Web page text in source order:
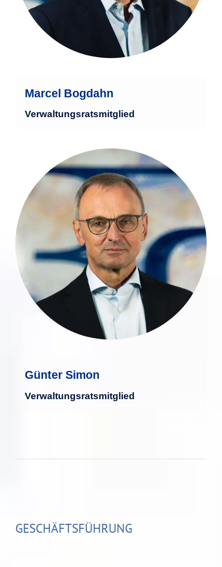
Marcel Bogdahn
Verwaltungsratsmitglied
Unternehmensführung, dem Aufbau
effizienter Strukturen und der
Entwicklung innovativer Finanzprodukte
Günter Simon
Verwaltungsratsmitglied
Günter Simon verfügt über 32 Jahre
Berufserfahrung in einer führenden
luxemburgischen Prüfungs- und
Beratungsgesellschaft (BIG 4) und
bringt fundierte Expertise in der Prüfung
und Beratung von Banken,
Finanzdienstleistern sowie regulierten
und unregulierten Fondsstrukturen,
einschließlich alternativer
Investmentstrukturen, mit.
mehr
GESCHÄFTSFÜHRUNG